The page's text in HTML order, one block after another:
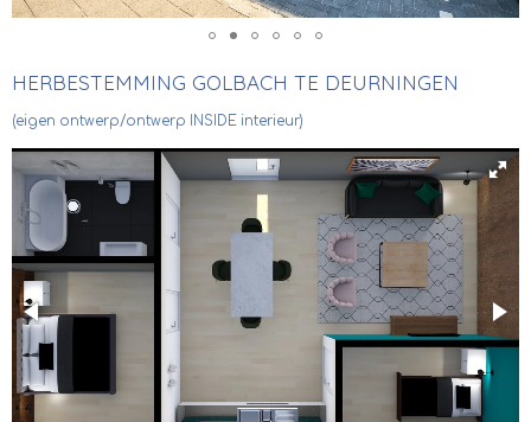
HERBESTEMMING GOLBACH TE DEURNINGEN
(eigen ontwerp/ontwerp INSIDE interieur)